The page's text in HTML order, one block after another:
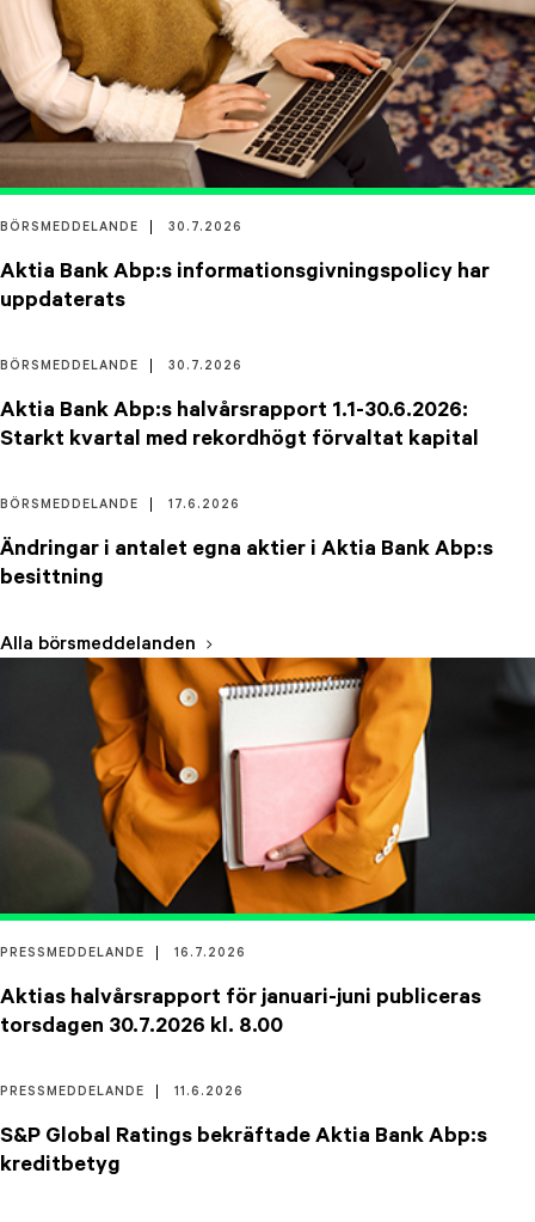
BÖRSMEDDELANDE 30.7.2026
Aktia Bank Abp:s informationsgivningspolicy har
uppdaterats
BÖRSMEDDELANDE 30.7.2026
Aktia Bank Abp:s halvårsrapport 1.1-30.6.2026:
Starkt kvartal med rekordhögt förvaltat kapital
BÖRSMEDDELANDE 17.6.2026
Ändringar i antalet egna aktier i Aktia Bank Abp:s
besittning
Alla börsmeddelanden
PRESSMEDDELANDE 16.7.2026
Aktias halvårsrapport för januari-juni publiceras
torsdagen 30.7.2026 kl. 8.00
PRESSMEDDELANDE 11.6.2026
S&P Global Ratings bekräftade Aktia Bank Abp:s
kreditbetyg